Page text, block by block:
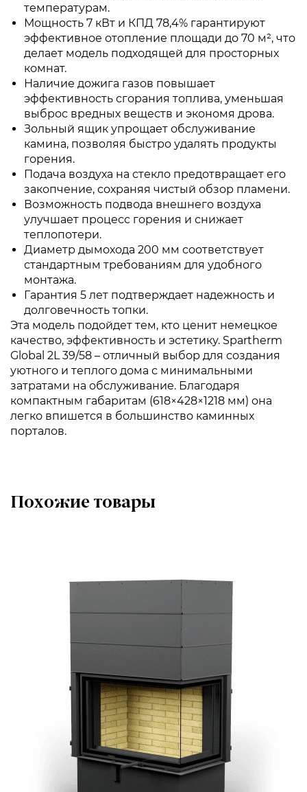
температурам.
Мощность 7 кВт и КПД 78,4% гарантируют
эффективное отопление площади до 70 м², что
делает модель подходящей для просторных
комнат.
Наличие дожига газов повышает
эффективность сгорания топлива, уменьшая
выброс вредных веществ и экономя дрова.
Зольный ящик упрощает обслуживание
камина, позволяя быстро удалять продукты
горения.
Подача воздуха на стекло предотвращает его
закопчение, сохраняя чистый обзор пламени.
Возможность подвода внешнего воздуха
улучшает процесс горения и снижает
теплопотери.
Диаметр дымохода 200 мм соответствует
стандартным требованиям для удобного
монтажа.
Гарантия 5 лет подтверждает надежность и
долговечность топки.
Эта модель подойдет тем, кто ценит немецкое
качество, эффективность и эстетику. Spartherm
Global 2L 39/58 – отличный выбор для создания
уютного и теплого дома с минимальными
затратами на обслуживание. Благодаря
компактным габаритам (618×428×1218 мм) она
легко впишется в большинство каминных
порталов.
Похожие товары